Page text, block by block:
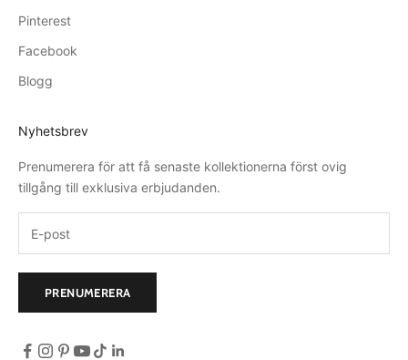
Pinterest
Facebook
Blogg
Nyhetsbrev
Prenumerera för att få senaste kollektionerna först ovig
tillgång till exklusiva erbjudanden.
PRENUMERERA